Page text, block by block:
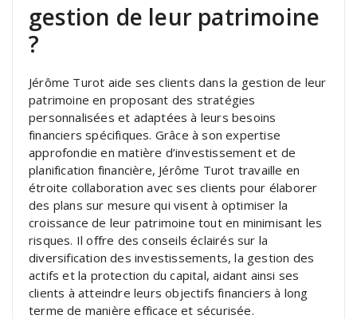
gestion de leur patrimoine
?
Jérôme Turot aide ses clients dans la gestion de leur
patrimoine en proposant des stratégies
personnalisées et adaptées à leurs besoins
financiers spécifiques. Grâce à son expertise
approfondie en matière d’investissement et de
planification financière, Jérôme Turot travaille en
étroite collaboration avec ses clients pour élaborer
des plans sur mesure qui visent à optimiser la
croissance de leur patrimoine tout en minimisant les
risques. Il offre des conseils éclairés sur la
diversification des investissements, la gestion des
actifs et la protection du capital, aidant ainsi ses
clients à atteindre leurs objectifs financiers à long
terme de manière efficace et sécurisée.